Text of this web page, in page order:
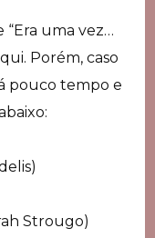
“Era uma vez…
Porém, caso
pouco tempo e
Strougo)